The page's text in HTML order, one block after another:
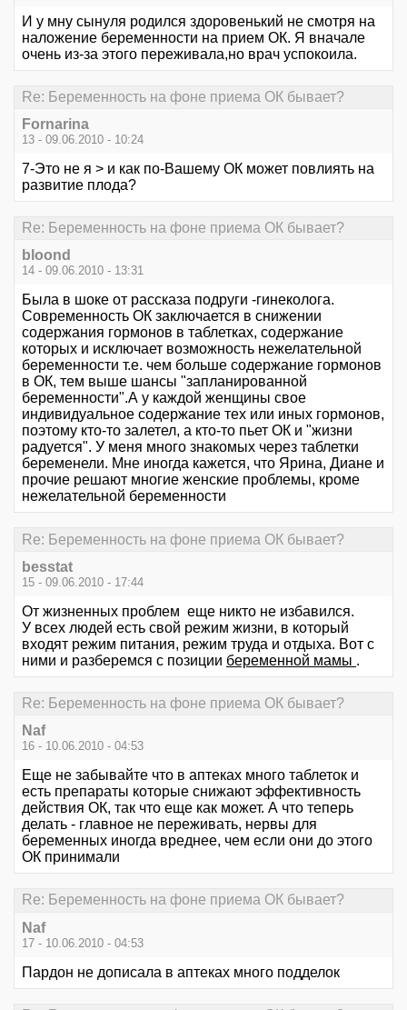
И у мну сынуля родился здоровенький не смотря на
наложение беременности на прием ОК. Я вначале
очень из-за этого переживала,но врач успокоила.
Re: Беременность на фоне приема ОК бывает?
Fornarina
13 - 09.06.2010 - 10:24
7-Это не я > и как по-Вашему ОК может повлиять на
развитие плода?
Re: Беременность на фоне приема ОК бывает?
bloond
14 - 09.06.2010 - 13:31
Была в шоке от рассказа подруги -гинеколога.
Современность ОК заключается в снижении
содержания гормонов в таблетках, содержание
которых и исключает возможность нежелательной
беременности т.е. чем больше содержание гормонов
в ОК, тем выше шансы "запланированной
беременности".А у каждой женщины свое
индивидуальное содержание тех или иных гормонов,
поэтому кто-то залетел, а кто-то пьет ОК и "жизни
радуется". У меня много знакомых через таблетки
беременели. Мне иногда кажется, что Ярина, Диане и
прочие решают многие женские проблемы, кроме
нежелательной беременности
Re: Беременность на фоне приема ОК бывает?
besstat
15 - 09.06.2010 - 17:44
От жизненных проблем еще никто не избавился.
У всех людей есть свой режим жизни, в который
входят режим питания, режим труда и отдыха. Вот с
ними и разберемся с позиции беременной мамы .
Re: Беременность на фоне приема ОК бывает?
Naf
16 - 10.06.2010 - 04:53
Еще не забывайте что в аптеках много таблеток и
есть препараты которые снижают эффективность
действия ОК, так что еще как может. А что теперь
делать - главное не переживать, нервы для
беременных иногда вреднее, чем если они до этого
ОК принимали
Re: Беременность на фоне приема ОК бывает?
Naf
17 - 10.06.2010 - 04:53
Пардон не дописала в аптеках много подделок